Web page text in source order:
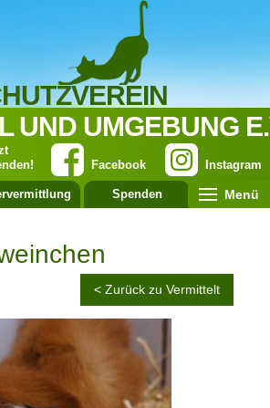
UND UMGEBUNG
Instagram
Facebook
Spenden Menü
< Zurück zu Vermittelt